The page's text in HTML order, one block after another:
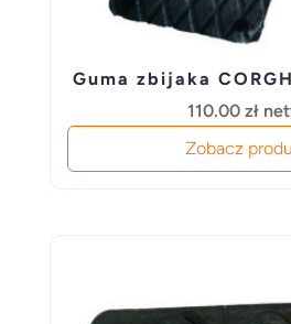
Guma zbijaka
110.00 zł
Zobacz